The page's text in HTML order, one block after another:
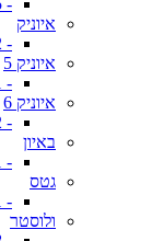
- 2009-2015
איוניק
- 2016-2022
איוניק 5
- 2021+
איוניק 6
- 2022+
באיון
- 2021+
גטס
- 2002-2011
ולוסטר